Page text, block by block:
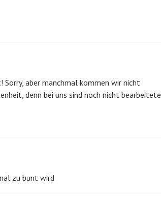
Sorry, aber manchmal kommen wir nicht
denn bei uns sind noch nicht bearbeitete
zu bunt wird